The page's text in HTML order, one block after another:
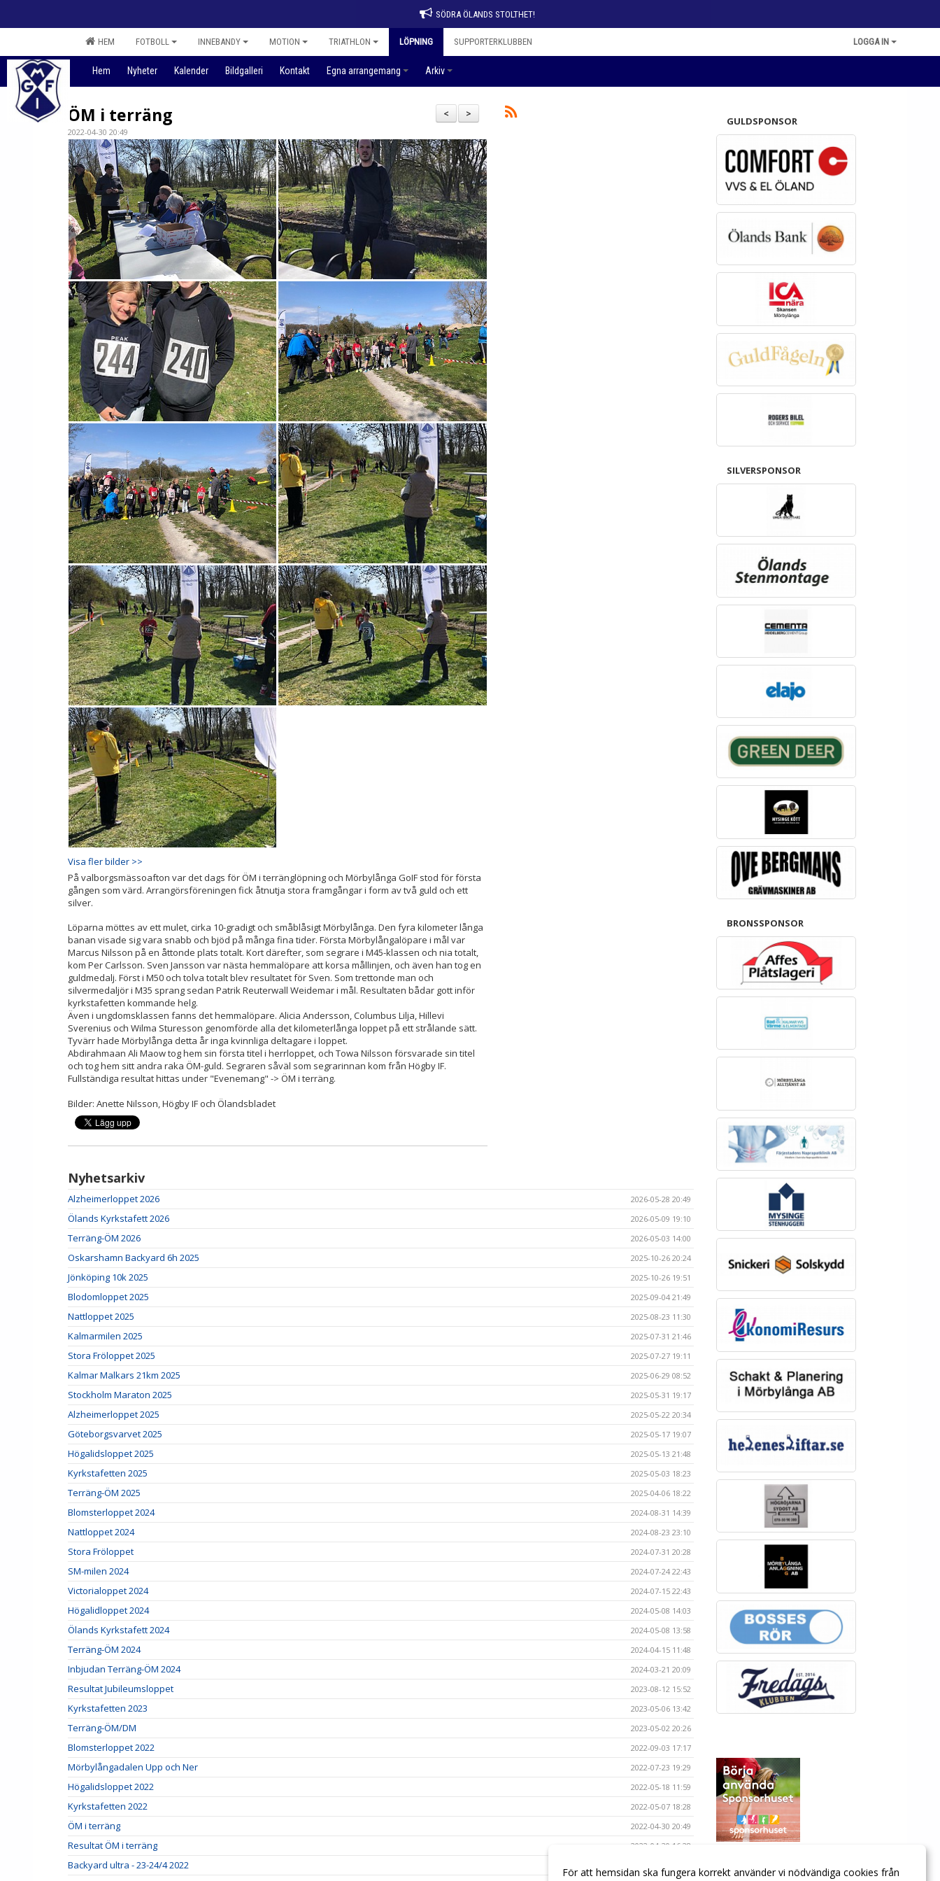
SÖDRA ÖLANDS STOLTHET!
HEM FOTBOLL INNEBANDY MOTION TRIATHLON LÖPNING SUPPORTERKLUBBEN LOGGA IN
Hem Nyheter Kalender Bildgalleri Kontakt Egna arrangemang Arkiv
>
<
ÖM i terräng
2022-04-30 20:49
Visa fler bilder >>
På valborgsmässoafton var det dags för ÖM i terränglöpning och Mörbylånga GoIF stod för första
gången som värd. Arrangörsföreningen fick åtnutja stora framgångar i form av två guld och ett
silver.
Löparna möttes av ett mulet, cirka 10-gradigt och småblåsigt Mörbylånga. Den fyra kilometer långa
banan visade sig vara snabb och bjöd på många fina tider. Första Mörbylångalöpare i mål var
Marcus Nilsson på en åttonde plats totalt. Kort därefter, som segrare i M45-klassen och nia totalt,
kom Per Carlsson. Sven Jansson var nästa hemmalöpare att korsa mållinjen, och även han tog en
guldmedalj. Först i M50 och tolva totalt blev resultatet för Sven. Som trettonde man och
silvermedaljör i M35 sprang sedan Patrik Reuterwall Weidemar i mål. Resultaten bådar gott inför
kyrkstafetten kommande helg.
Även i ungdomsklassen fanns det hemmalöpare. Alicia Andersson, Columbus Lilja, Hillevi
Sverenius och Wilma Sturesson genomförde alla det kilometerlånga loppet på ett strålande sätt.
Tyvärr hade Mörbylånga detta år inga kvinnliga deltagare i loppet.
Abdirahmaan Ali Maow tog hem sin första titel i herrloppet, och Towa Nilsson försvarade sin titel
och tog hem sitt andra raka ÖM-guld. Segraren såväl som segrarinnan kom från Högby IF.
Fullständiga resultat hittas under "Evenemang" -> ÖM i terräng.
Bilder: Anette Nilsson, Högby IF och Ölandsbladet
Nyhetsarkiv
Alzheimerloppet 2026 2026-05-28 20:49
Ölands Kyrkstafett 2026 2026-05-09 19:10
Terräng-ÖM 2026 2026-05-03 14:00
Oskarshamn Backyard 6h 2025 2025-10-26 20:24
Jönköping 10k 2025 2025-10-26 19:51
Blodomloppet 2025 2025-09-04 21:49
Nattloppet 2025 2025-08-23 11:30
Kalmarmilen 2025 2025-07-31 21:46
Stora Fröloppet 2025 2025-07-27 19:11
Kalmar Malkars 21km 2025 2025-06-29 08:52
Stockholm Maraton 2025 2025-05-31 19:17
Alzheimerloppet 2025 2025-05-22 20:34
Göteborgsvarvet 2025 2025-05-17 19:07
Högalidsloppet 2025 2025-05-13 21:48
Kyrkstafetten 2025 2025-05-03 18:23
Terräng-ÖM 2025 2025-04-06 18:22
Blomsterloppet 2024 2024-08-31 14:39
Nattloppet 2024 2024-08-23 23:10
Stora Fröloppet 2024-07-31 20:28
SM-milen 2024 2024-07-24 22:43
Victorialoppet 2024 2024-07-15 22:43
Högalidloppet 2024 2024-05-08 14:03
Ölands Kyrkstafett 2024 2024-05-08 13:58
Terräng-ÖM 2024 2024-04-15 11:48
Inbjudan Terräng-ÖM 2024 2024-03-21 20:09
Resultat Jubileumsloppet 2023-08-12 15:52
Kyrkstafetten 2023 2023-05-06 13:42
Terräng-ÖM/DM 2023-05-02 20:26
Blomsterloppet 2022 2022-09-03 17:17
Mörbylångadalen Upp och Ner 2022-07-23 19:29
Högalidsloppet 2022 2022-05-18 11:59
Kyrkstafetten 2022 2022-05-07 18:28
ÖM i terräng 2022-04-30 20:49
Resultat ÖM i terräng 2022-04-30 16:28
Backyard ultra - 23-24/4 2022
GULDSPONSOR
SILVERSPONSOR
BRONSSPONSOR
För att hemsidan ska fungera korrekt använder vi nödvändiga cookies från